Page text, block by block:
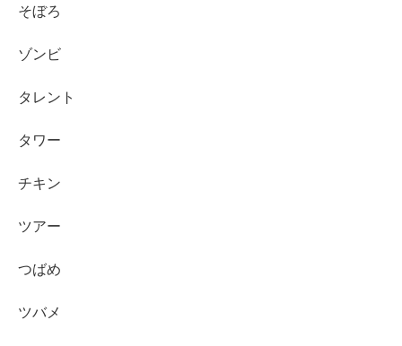
そぼろ
ゾンビ
タレント
タワー
チキン
ツアー
つばめ
ツバメ